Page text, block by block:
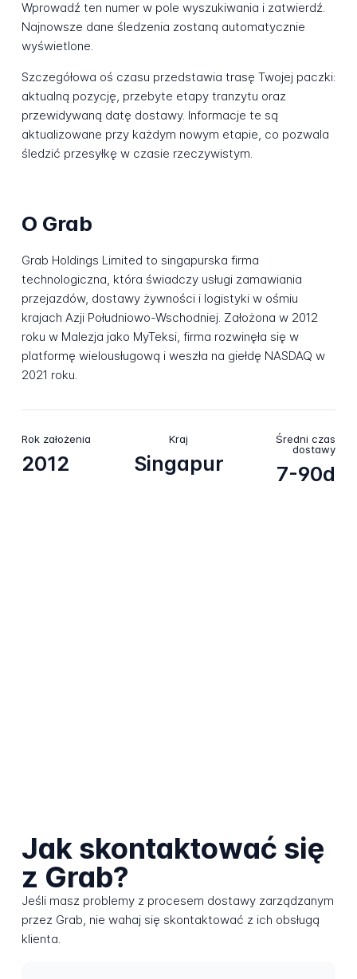
Wprowadź ten numer w pole wyszukiwania i zatwierdź.
Najnowsze dane śledzenia zostaną automatycznie
wyświetlone.
Szczegółowa oś czasu przedstawia trasę Twojej paczki:
aktualną pozycję, przebyte etapy tranzytu oraz
przewidywaną datę dostawy. Informacje te są
aktualizowane przy każdym nowym etapie, co pozwala
śledzić przesyłkę w czasie rzeczywistym.
O Grab
Grab Holdings Limited to singapurska firma
technologiczna, która świadczy usługi zamawiania
przejazdów, dostawy żywności i logistyki w ośmiu
krajach Azji Południowo-Wschodniej. Założona w 2012
roku w Malezja jako MyTeksi, firma rozwinęła się w
platformę wielousługową i weszła na giełdę NASDAQ w
2021 roku.
Rok założenia
2012
Kraj
Singapur
Średni czas
dostawy
7-90d
Jak skontaktować się
z Grab?
Jeśli masz problemy z procesem dostawy zarządzanym
przez Grab, nie wahaj się skontaktować z ich obsługą
klienta.